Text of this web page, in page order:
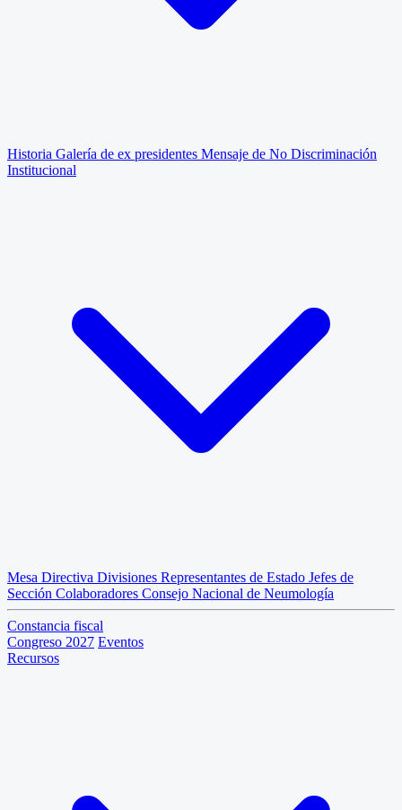
Historia Galería de ex presidentes Mensaje de No Discriminación
Institucional
Mesa Directiva Divisiones Representantes de Estado Jefes de
Sección Colaboradores Consejo Nacional de Neumología
Constancia fiscal
Congreso 2027 Eventos
Recursos